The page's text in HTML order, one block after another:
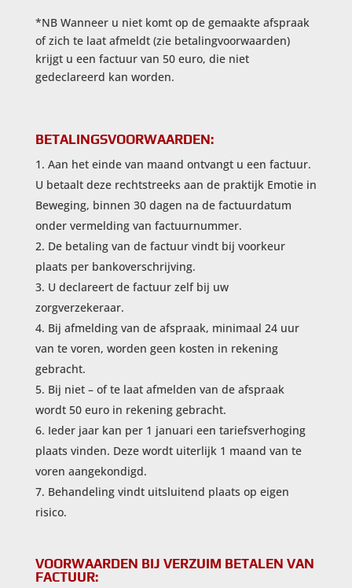
*NB Wanneer u niet komt op de gemaakte afspraak
of zich te laat afmeldt (zie betalingvoorwaarden)
krijgt u een factuur van 50 euro, die niet
gedeclareerd kan worden.
BETALINGSVOORWAARDEN:
Aan het einde van maand ontvangt u een factuur.
U betaalt deze rechtstreeks aan de praktijk Emotie in
Beweging, binnen 30 dagen na de factuurdatum
onder vermelding van factuurnummer.
De betaling van de factuur vindt bij voorkeur
plaats per bankoverschrijving.
U declareert de factuur zelf bij uw
zorgverzekeraar.
Bij afmelding van de afspraak, minimaal 24 uur
van te voren, worden geen kosten in rekening
gebracht.
Bij niet – of te laat afmelden van de afspraak
wordt 50 euro in rekening gebracht.
Ieder jaar kan per 1 januari een tariefsverhoging
plaats vinden. Deze wordt uiterlijk 1 maand van te
voren aangekondigd.
Behandeling vindt uitsluitend plaats op eigen
risico.
VOORWAARDEN BIJ VERZUIM BETALEN VAN
FACTUUR: